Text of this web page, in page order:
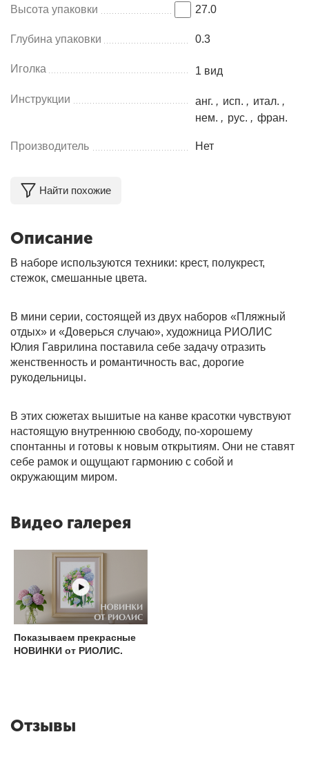
Высота упаковки 27.0
Глубина упаковки 0.3
Иголка 1 вид
Инструкции анг. , исп. , итал. ,
нем. , рус. , фран.
Производитель Нет
Найти похожие
Описание
В наборе используются техники: крест, полукрест,
стежок, смешанные цвета.
В мини серии, состоящей из двух наборов «Пляжный
отдых» и «Доверься случаю», художница РИОЛИС
Юлия Гаврилина поставила себе задачу отразить
женственность и романтичность вас, дорогие
рукодельницы.
В этих сюжетах вышитые на канве красотки чувствуют
настоящую внутреннюю свободу, по-хорошему
спонтанны и готовы к новым открытиям. Они не ставят
себе рамок и ощущают гармонию с собой и
окружающим миром.
Видео галерея
Показываем прекрасные
НОВИНКИ от РИОЛИС.
Отзывы